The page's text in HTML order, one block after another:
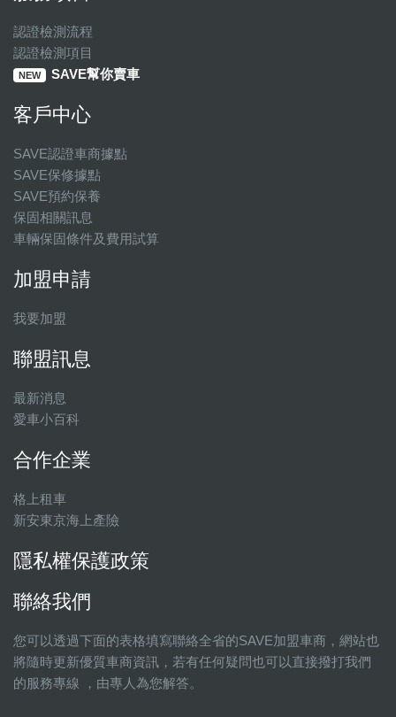
認證檢測流程
認證檢測項目
NEW SAVE幫你賣車
客戶中心
SAVE認證車商據點
SAVE保修據點
SAVE預約保養
保固相關訊息
車輛保固條件及費用試算
加盟申請
我要加盟
聯盟訊息
最新消息
愛車小百科
合作企業
格上租車
新安東京海上產險
隱私權保護政策
聯絡我們
您可以透過下面的表格填寫聯絡全省的SAVE加盟車商，網站也
將隨時更新優質車商資訊，若有任何疑問也可以直接撥打我們
的服務專線 ，由專人為您解答。